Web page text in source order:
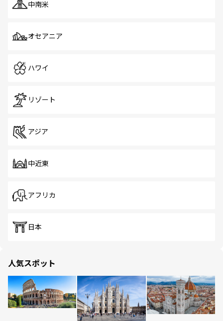
中南米
オセアニア
ハワイ
リゾート
アジア
中近東
アフリカ
日本
人気スポット